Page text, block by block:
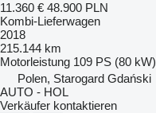
11.360 € 48.900 PLN
Kombi-Lieferwagen
2018
215.144 km
Motorleistung 109 PS (80 kW)
Polen, Starogard Gdański
AUTO - HOL
Verkäufer kontaktieren